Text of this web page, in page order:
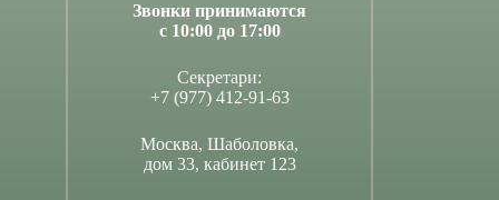
Звонки принимаются
с 10:00 до 17:00
Секретари:
+7 (977) 412-91-63
Москва, Шаболовка,
дом 33, кабинет 123